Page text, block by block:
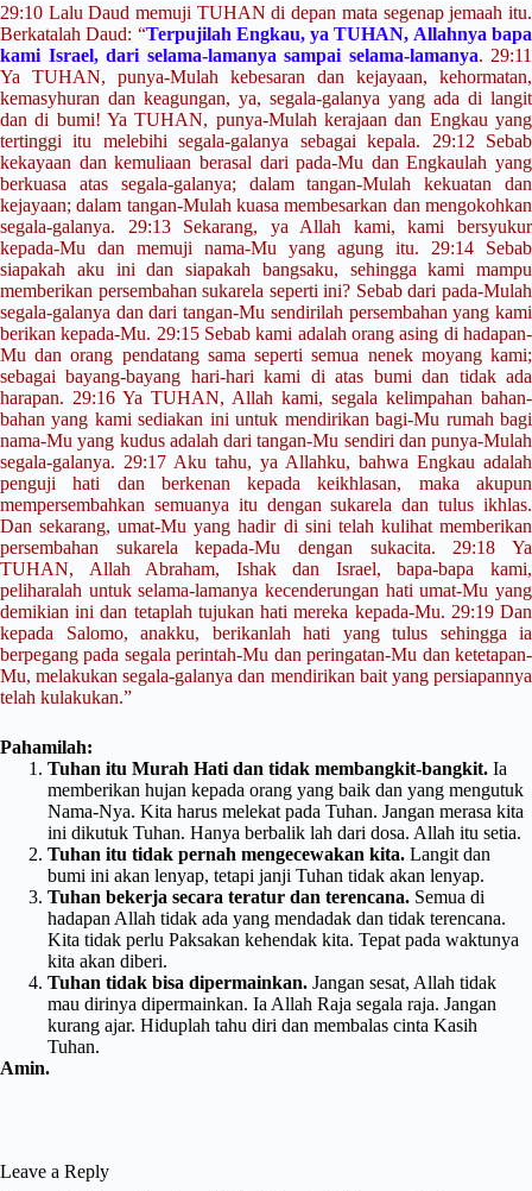
29:10 Lalu Daud memuji TUHAN di depan mata segenap jemaah itu.
Berkatalah Daud: “Terpujilah Engkau, ya TUHAN, Allahnya bapa
kami Israel, dari selama-lamanya sampai selama-lamanya. 29:11
Ya TUHAN, punya-Mulah kebesaran dan kejayaan, kehormatan,
kemasyhuran dan keagungan, ya, segala-galanya yang ada di langit
dan di bumi! Ya TUHAN, punya-Mulah kerajaan dan Engkau yang
tertinggi itu melebihi segala-galanya sebagai kepala. 29:12 Sebab
kekayaan dan kemuliaan berasal dari pada-Mu dan Engkaulah yang
berkuasa atas segala-galanya; dalam tangan-Mulah kekuatan dan
kejayaan; dalam tangan-Mulah kuasa membesarkan dan mengokohkan
segala-galanya. 29:13 Sekarang, ya Allah kami, kami bersyukur
kepada-Mu dan memuji nama-Mu yang agung itu. 29:14 Sebab
siapakah aku ini dan siapakah bangsaku, sehingga kami mampu
memberikan persembahan sukarela seperti ini? Sebab dari pada-Mulah
segala-galanya dan dari tangan-Mu sendirilah persembahan yang kami
berikan kepada-Mu. 29:15 Sebab kami adalah orang asing di hadapan-
Mu dan orang pendatang sama seperti semua nenek moyang kami;
sebagai bayang-bayang hari-hari kami di atas bumi dan tidak ada
harapan. 29:16 Ya TUHAN, Allah kami, segala kelimpahan bahan-
bahan yang kami sediakan ini untuk mendirikan bagi-Mu rumah bagi
nama-Mu yang kudus adalah dari tangan-Mu sendiri dan punya-Mulah
segala-galanya. 29:17 Aku tahu, ya Allahku, bahwa Engkau adalah
penguji hati dan berkenan kepada keikhlasan, maka akupun
mempersembahkan semuanya itu dengan sukarela dan tulus ikhlas.
Dan sekarang, umat-Mu yang hadir di sini telah kulihat memberikan
persembahan sukarela kepada-Mu dengan sukacita. 29:18 Ya
TUHAN, Allah Abraham, Ishak dan Israel, bapa-bapa kami,
peliharalah untuk selama-lamanya kecenderungan hati umat-Mu yang
demikian ini dan tetaplah tujukan hati mereka kepada-Mu. 29:19 Dan
kepada Salomo, anakku, berikanlah hati yang tulus sehingga ia
berpegang pada segala perintah-Mu dan peringatan-Mu dan ketetapan-
Mu, melakukan segala-galanya dan mendirikan bait yang persiapannya
telah kulakukan.”
Pahamilah:
Tuhan itu Murah Hati dan tidak membangkit-bangkit. Ia
memberikan hujan kepada orang yang baik dan yang mengutuk
Nama-Nya. Kita harus melekat pada Tuhan. Jangan merasa kita
ini dikutuk Tuhan. Hanya berbalik lah dari dosa. Allah itu setia.
Tuhan itu tidak pernah mengecewakan kita. Langit dan
bumi ini akan lenyap, tetapi janji Tuhan tidak akan lenyap.
Tuhan bekerja secara teratur dan terencana. Semua di
hadapan Allah tidak ada yang mendadak dan tidak terencana.
Kita tidak perlu Paksakan kehendak kita. Tepat pada waktunya
kita akan diberi.
Tuhan tidak bisa dipermainkan. Jangan sesat, Allah tidak
mau dirinya dipermainkan. Ia Allah Raja segala raja. Jangan
kurang ajar. Hiduplah tahu diri dan membalas cinta Kasih
Tuhan.
Amin.
Leave a Reply